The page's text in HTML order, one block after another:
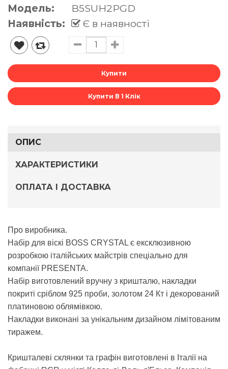
Модель:
B5SUH2PGD
Наявність:
Є в наявності
Купити В 1 Клік
ОПИС
ХАРАКТЕРИСТИКИ
ОПЛАТА І ДОСТАВКА
Про виробника.
Набір для віскі BOSS CRYSTAL є ексклюзивною
розробкою італійських майстрів спеціально для
компанії PRESENTA.
Набір виготовлений вручну з кришталю, накладки
покриті сріблом 925 проби, золотом 24 Кт і декорований
платиновою облямівкою.
Накладки виконані за унікальним дизайном лімітованим
тиражем.
Кришталеві склянки та графін виготовлені в Італії на